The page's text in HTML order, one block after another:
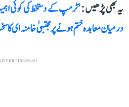
یہ بھی پڑھیں :’ٹرمپ کے دستخط کی کوئی
درمیان معاہدہ ختم ہونے پر مجتبیٰ خامنہ ای